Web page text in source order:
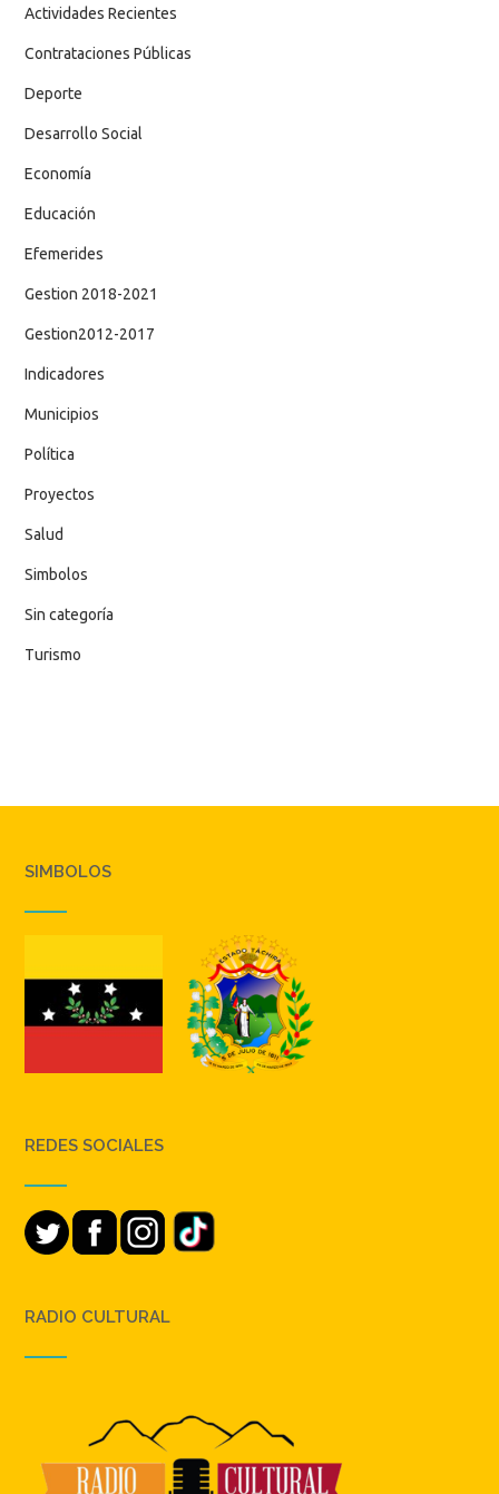
Actividades Recientes
Contrataciones Públicas
Deporte
Desarrollo Social
Economía
Educación
Efemerides
Gestion 2018-2021
Gestion2012-2017
Indicadores
Municipios
Política
Proyectos
Salud
Simbolos
Sin categoría
Turismo
SIMBOLOS
REDES SOCIALES
RADIO CULTURAL